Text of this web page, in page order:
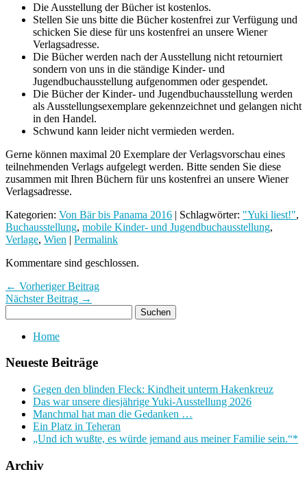
Die Ausstellung der Bücher ist kostenlos.
Stellen Sie uns bitte die Bücher kostenfrei zur Verfügung und
schicken Sie diese für uns kostenfrei an unsere Wiener
Verlagsadresse.
Die Bücher werden nach der Ausstellung nicht retourniert
sondern von uns in die ständige Kinder- und
Jugendbuchausstellung aufgenommen oder gespendet.
Die Bücher der Kinder- und Jugendbuchausstellung werden
als Ausstellungsexemplare gekennzeichnet und gelangen nicht
in den Handel.
Schwund kann leider nicht vermieden werden.
Gerne können maximal 20 Exemplare der Verlagsvorschau eines
teilnehmenden Verlags aufgelegt werden. Bitte senden Sie diese
zusammen mit Ihren Büchern für uns kostenfrei an unsere Wiener
Verlagsadresse.
Kategorien: Von Bär bis Panama 2016 | Schlagwörter: "Yuki liest!",
Buchausstellung, mobile Kinder- und Jugendbuchausstellung,
Verlage, Wien | Permalink
Kommentare sind geschlossen.
← Vorheriger Beitrag
Nächster Beitrag →
Home
Neueste Beiträge
Gegen den blinden Fleck: Kindheit unterm Hakenkreuz
Das war unsere diesjährige Yuki-Ausstellung 2026
Manchmal hat man die Gedanken …
Ein Platz in Teheran
„Und ich wußte, es würde jemand aus meiner Familie sein.“*
Archiv